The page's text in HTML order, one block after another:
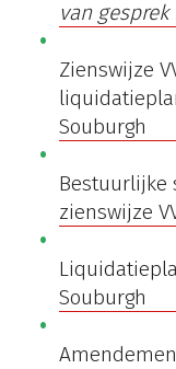
van
Zienswijze
Souburgh
Bestuurlijke
zienswijze
Souburgh